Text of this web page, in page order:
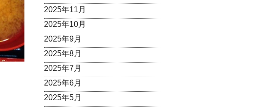
2025年11月
2025年10月
2025年9月
2025年8月
2025年7月
2025年6月
2025年5月